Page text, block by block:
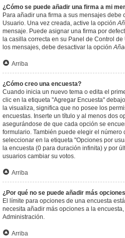
¿Cómo se puede añadir una firma a mi
Para añadir una firma a sus mensajes debe
Usuario. Una vez creada, active la opción
mensaje. Puede asignar una firma por
la casilla correcta en su Panel de Control
los mensajes, debe desactivar la opción
Arriba
¿Cómo creo una encuesta?
Cuando inicia un nuevo tema o edita el
clic en la etiqueta "Agregar Encuesta"
la visualiza, significa que no posee los
encuestas. Inserte un título y al menos dos
asegurándose de que cada opción se
formulario. También puede elegir el
seleccionar en la etiqueta "Opciones por
la encuesta (0 para duración infinita) y por
usuarios cambiar su votos.
Arriba
¿Por qué no se puede añadir más
El límite para opciones de una encuesta
necesita añadir más opciones a la
Administración.
Arriba